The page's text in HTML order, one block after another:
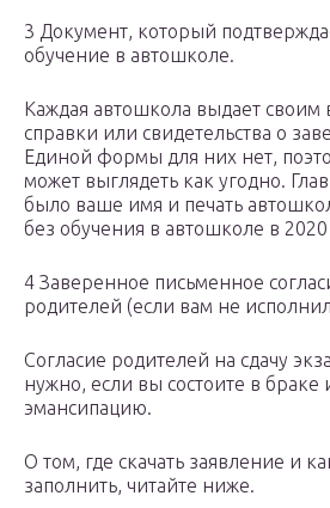
3 Документ, который
обучение в автошколе.
Каждая автошкола выдает своим
справки или свидетельства о
Единой формы для них нет,
может выглядеть как угодно.
было ваше имя и печать
без обучения в автошколе в 2020
4 Заверенное письменное
родителей (если вам не
Согласие родителей на сдачу
нужно, если вы состоите в браке
эмансипацию.
О том, где скачать заявление и
заполнить, читайте ниже.